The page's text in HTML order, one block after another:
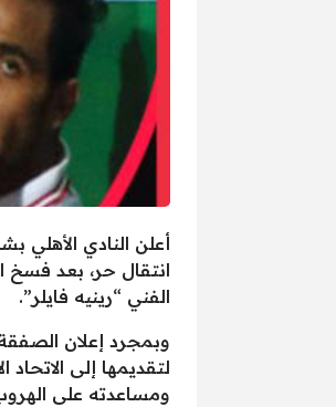
انتقال حر، بعد فسخ
الفني “رينيه فايلر”.
وبمجرد إعلان
لتقديمها إلى
ومساعدته على